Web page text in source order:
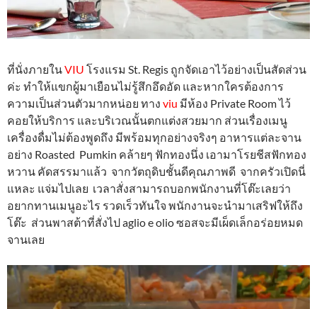
ที่นั่งภายในVIU โรงแรม St. Regis ถูกจัดเอาไว้อย่างเป็นสัดส่วน
ค่ะ ทำให้แขกผู้มาเยือนไม่รู้สึกอึดอัด และหากใครต้องการ
ความเป็นส่วนตัวมากหน่อย ทาง viu มีห้อง Private Room ไว้
คอยให้บริการ และบริเวณนั้นตกแต่งสวยมาก ส่วนเรื่องเมนู
เครื่องดื่มไม่ต้องพูดถึง มีพร้อมทุกอย่างจริงๆ อาหารแต่ละจาน
อย่าง Roasted Pumkin คล้ายๆ ฟักทองนึ่ง เอามาโรยชีสฟักทอง
หวาน คัดสรรมาแล้ว จากวัตถุดิบชั้นดีคุณภาพดี จากครัวเปิดนี่
แหละ แจ่มไปเลย เวลาสั่งสามารถบอกพนักงานที่โต๊ะเลยว่า
อยากทานเมนูอะไร รวดเร็วทันใจ พนักงานจะนำมาเสริฟให้ถึง
โต๊ะ ส่วนพาสต้าที่สั่งไป aglio e olio ซอสจะมีเผ็ดเล็กอร่อยหมด
จานเลย